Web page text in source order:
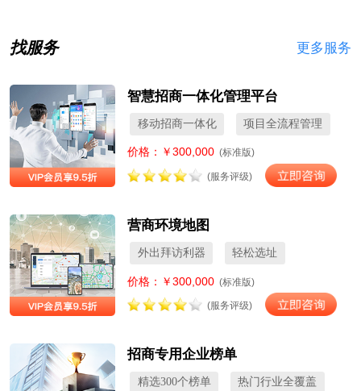
找服务 更多服务
智慧招商一体化管理平台
移动招商一体化 项目全流程管理
价格：￥300,000 (标准版)
(服务评级)
营商环境地图
外出拜访利器 轻松选址
价格：￥300,000 (标准版)
(服务评级)
招商专用企业榜单
精选300个榜单 热门行业全覆盖